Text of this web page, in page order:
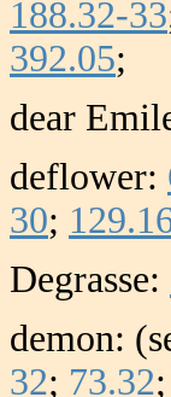
188.32-33
392.05;
dear
deflower:
30;
Degrasse:
demon:
32; 73.32;